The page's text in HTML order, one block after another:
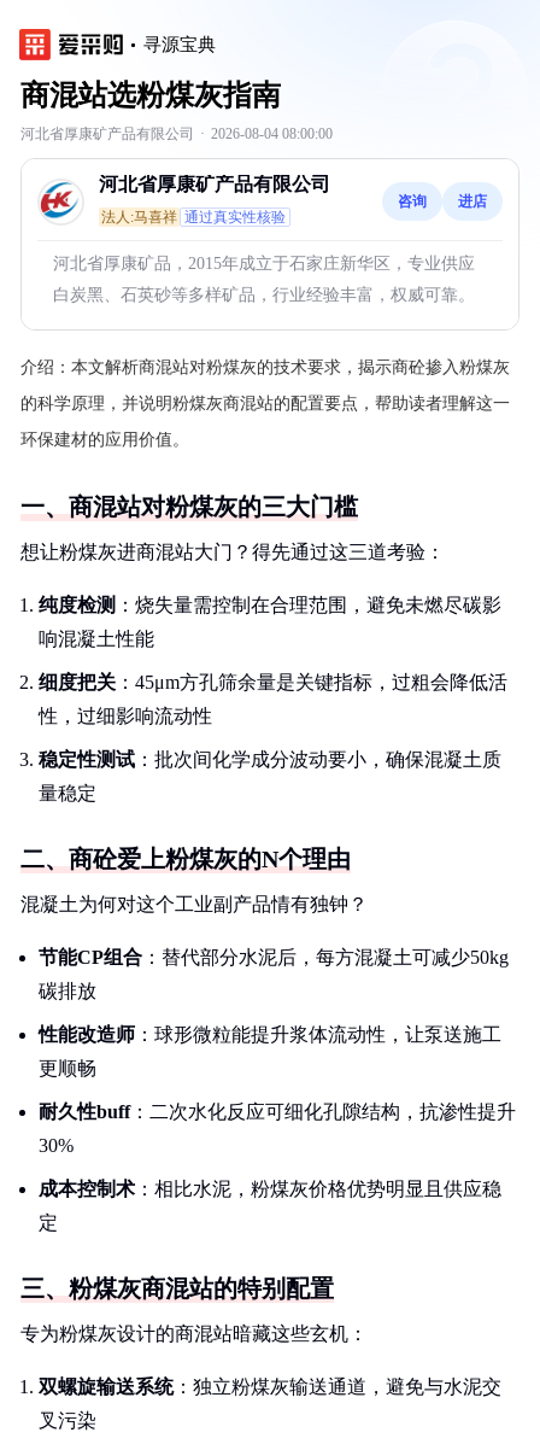
寻源宝典
商混站选粉煤灰指南
河北省厚康矿产品有限公司 · 2026-08-04 08:00:00
河北省厚康矿产品有限公司
法人:马喜祥 通过真实性核验
咨询 进店
河北省厚康矿品，2015年成立于石家庄新华区，专业供应
白炭黑、石英砂等多样矿品，行业经验丰富，权威可靠。
介绍： 本文解析商混站对粉煤灰的技术要求，揭示商砼掺入粉煤灰
的科学原理，并说明粉煤灰商混站的配置要点，帮助读者理解这一
环保建材的应用价值。
一、商混站对粉煤灰的三大门槛
想让粉煤灰进商混站大门？得先通过这三道考验：
纯度检测 ：烧失量需控制在合理范围，避免未燃尽碳影
响混凝土性能
细度把关 ：45μm方孔筛余量是关键指标，过粗会降低活
性，过细影响流动性
稳定性测试 ：批次间化学成分波动要小，确保混凝土质
量稳定
二、商砼爱上粉煤灰的N个理由
混凝土为何对这个工业副产品情有独钟？
节能CP组合 ：替代部分水泥后，每方混凝土可减少50kg
碳排放
性能改造师 ：球形微粒能提升浆体流动性，让泵送施工
更顺畅
耐久性buff：二次水化反应可细化孔隙结构，抗渗性提升
30%
成本控制术 ：相比水泥，粉煤灰价格优势明显且供应稳
定
三、粉煤灰商混站的特别配置
专为粉煤灰设计的商混站暗藏这些玄机：
双螺旋输送系统：独立粉煤灰输送通道，避免与水泥交
叉污染